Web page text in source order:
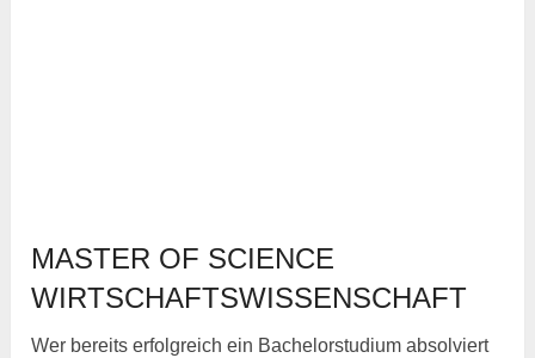
MASTER OF SCIENCE
WIRTSCHAFTSWISSENSCHAFT
Wer bereits erfolgreich ein Bachelorstudium absolviert